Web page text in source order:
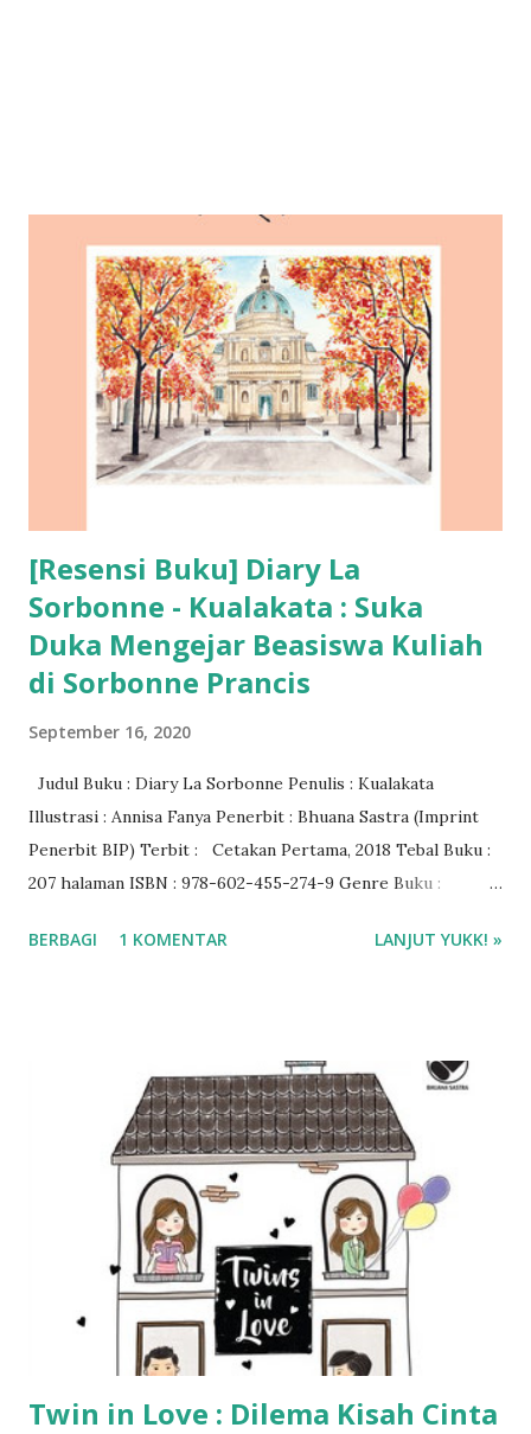
[Resensi Buku] Diary La
Sorbonne - Kualakata : Suka
Duka Mengejar Beasiswa Kuliah
di Sorbonne Prancis
September 16, 2020
Judul Buku : Diary La Sorbonne Penulis : Kualakata
Illustrasi : Annisa Fanya Penerbit : Bhuana Sastra (Imprint
Penerbit BIP) Terbit : Cetakan Pertama, 2018 Tebal Buku :
207 halaman ISBN : 978-602-455-274-9 Genre Buku :
Rating : 4/5 bintang Bisa dibaca via Gramedia Digital
BERBAGI 1 KOMENTAR LANJUT YUKK! »
Twin in Love : Dilema Kisah Cinta